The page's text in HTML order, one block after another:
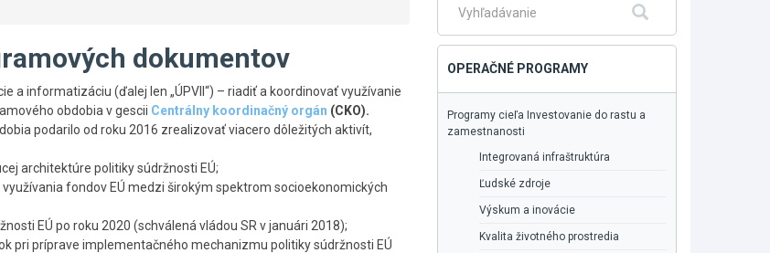
dokumentov
a informatizáciu (ďalej len „ÚPVII“) – riadiť a koordinovať využívanie
obdobia v gescii Centrálny koordinačný orgán (CKO).
podarilo od roku 2016 zrealizovať viacero dôležitých aktivít,
architektúre politiky súdržnosti EÚ;
fondov EÚ medzi širokým spektrom socioekonomických
EÚ po roku 2020 (schválená vládou SR v januári 2018);
pri príprave implementačného mechanizmu politiky súdržnosti EÚ
Fulltextové
OPERAČNÉ PROGRAMY
Programy cieľa Investovanie do rastu a
zamestnanosti
Integrovaná infraštruktúra
Ľudské zdroje
Výskum a inovácie
Kvalita životného prostredia